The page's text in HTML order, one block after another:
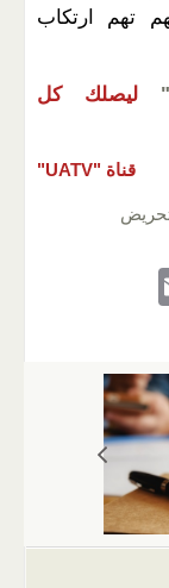
تهم ارتكاب
ليصلك كل
قناة "UATV"